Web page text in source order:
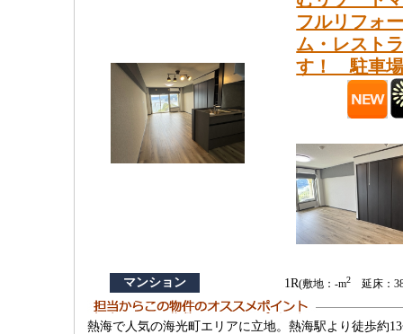
フルリフォ
ム・レスト
す！ 駐車場
マンション 1R(敷地：-m2 延床：
熱海で人気の海光町エリアに立地。熱海駅より徒歩